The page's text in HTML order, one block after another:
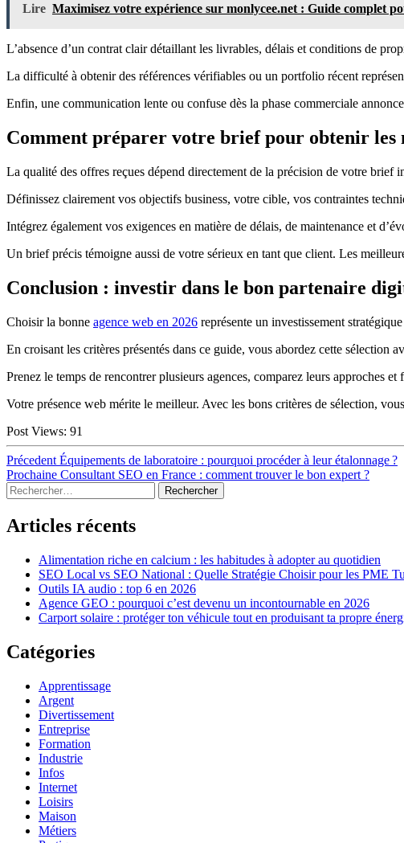
Lire Maximisez votre expérience sur monlycee.net : Guide complet
L’absence d’un contrat clair détaillant les livrables, délais et conditions de
La difficulté à obtenir des références vérifiables ou un portfolio récent
Enfin, une communication lente ou confuse dès la phase commerciale
Comment préparer votre brief pour obtenir les
La qualité des offres reçues dépend directement de la précision de votre brief
Définissez clairement vos objectifs business, votre cible, vos contraintes
Intégrez également vos exigences en matière de délais, de maintenance et
Un brief précis témoigne aussi de votre sérieux en tant que client. Les
Conclusion : investir dans le bon partenaire
Choisir la bonne agence web en 2026 représente un investissement
En croisant les critères présentés dans ce guide, vous abordez cette sélection
Prenez le temps de rencontrer plusieurs agences, comparez leurs approches
Votre présence web mérite le meilleur. Avec les bons critères de sélection,
Post Views: 91
Navigation
de
l’article
Précedent Article
précédent :
Équipements de laboratoire : pourquoi procéder à leur étalonnage ?
Prochaine Article
suivant :
Consultant SEO en France : comment trouver le bon expert ?
Sidebar
Rechercher :
Articles récents
Alimentation riche en calcium : les habitudes à adopter au quotidien
SEO Local vs SEO National : Quelle Stratégie Choisir pour les PME
Outils IA audio : top 6 en 2026
Agence GEO : pourquoi c’est devenu un incontournable en 2026
Carport solaire : protéger ton véhicule tout en produisant ta propre
Catégories
Apprentissage
Argent
Divertissement
Entreprise
Formation
Industrie
Infos
Internet
Loisirs
Maison
Métiers